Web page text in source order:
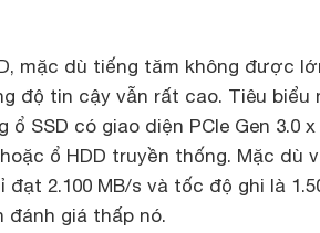
mặc dù tiếng tăm không được
độ tin cậy vẫn rất cao. Tiêu biểu
SSD có giao diện PCIe Gen 3.0
ổ HDD truyền thống. Mặc dù
2.100 MB/s và tốc độ ghi là
đánh giá thấp nó.